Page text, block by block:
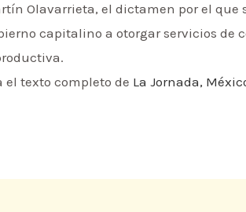
Olavarrieta, el dictamen por el que
capitalino a otorgar servicios de
el texto completo de La Jornada,